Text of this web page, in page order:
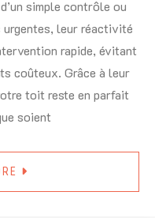
simple contrôle ou
urgentes, leur réactivité
rapide, évitant
coûteux. Grâce à leur
toit reste en parfait
soient